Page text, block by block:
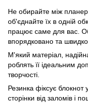
Не обирайте між
об'єднайте їх в одній
працює саме для вас.
впорядковано та
М'який матеріал,
роблять її ідеальним
творчості.
Резинка фіксує
сторінки від заломів і